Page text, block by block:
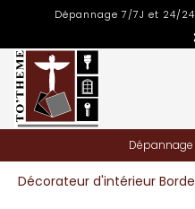
Dépannage 7/7J et 24/
Dépannage
Décorateur d'intérieur
Panneau de gestion des